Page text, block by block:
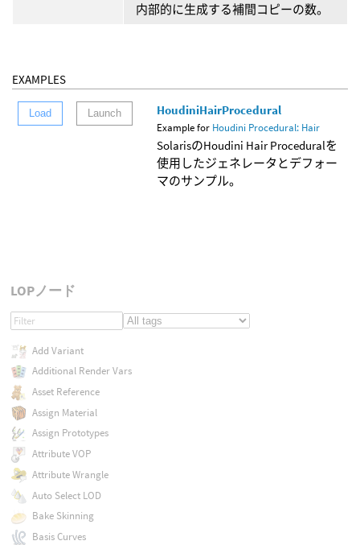
内部的に生成する補間コピーの数。
EXAMPLES
Load Launch HoudiniHairProcedural
Example for Houdini Procedural: Hair
SolarisのHoudini Hair Proceduralを
使用したジェネレータとデフォー
マのサンプル。
LOPノード
Add Variant
Additional Render Vars
Asset Reference
Assign Material
Assign Prototypes
Attribute VOP
Attribute Wrangle
Auto Select LOD
Bake Skinning
Basis Curves